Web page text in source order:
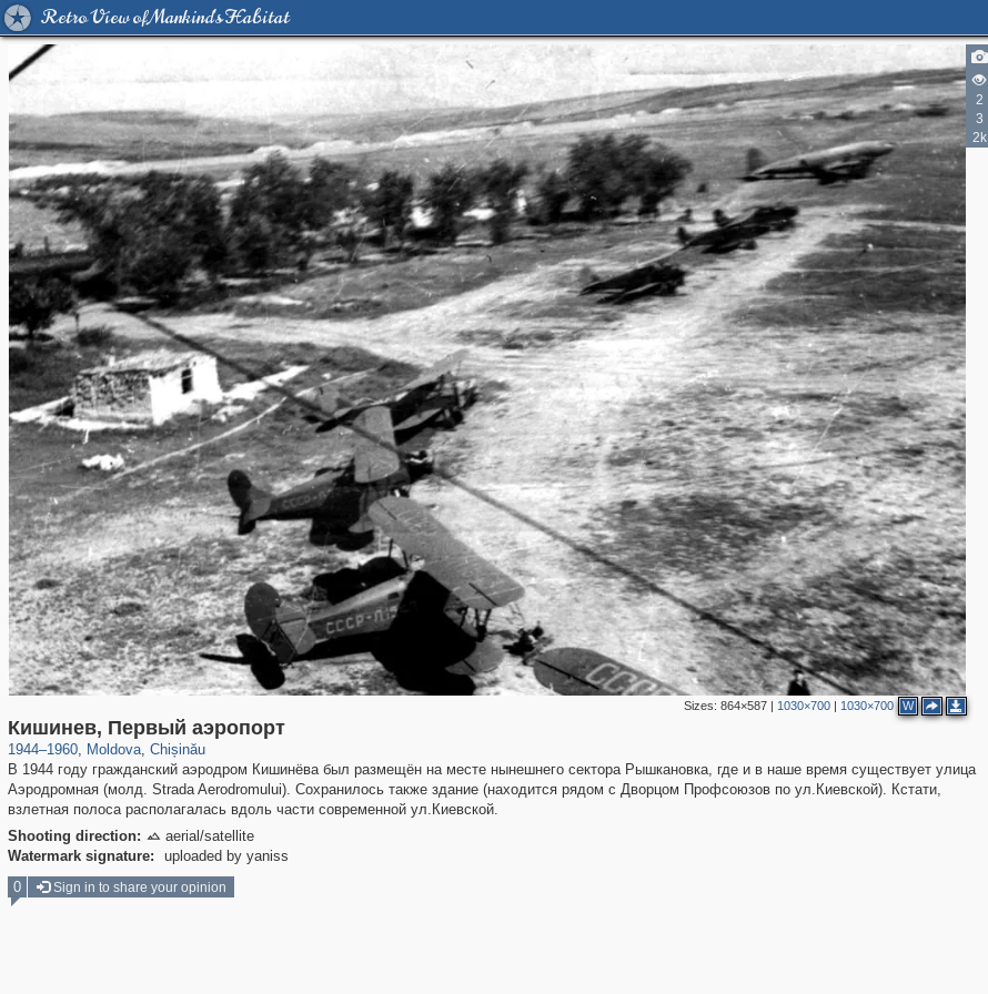
Retro View of Mankind's Habitat
2
3
2k
Sizes: 864×587| 1030×700| 1030×700 W
Кишинев, Первый аэропорт
1944–1960, Moldova
5,792 53
, Chișinău
1,848 15
В 1944 году гражданский аэродром Кишинёва был размещён на месте нынешнего сектора Рышкановка, где и в наше время существует улица
Аэродромная (молд. Strada Aerodromului). Сохранилось также здание (находится рядом с Дворцом Профсоюзов по ул.Киевской). Кстати,
взлетная полоса располагалась вдоль части современной ул.Киевской.
Shooting direction:  aerial/satellite
Watermark signature:
uploaded by yaniss
0 Sign in to share your opinion